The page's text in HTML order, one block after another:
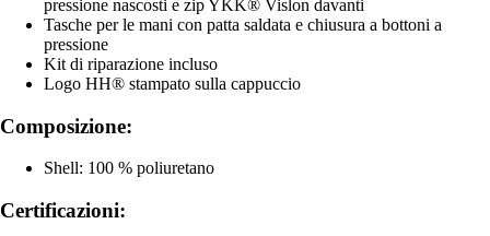
pressione nascosti e zip YKK® Vislon davanti
Tasche per le mani con patta saldata e chiusura a bottoni a
pressione
Kit di riparazione incluso
Logo HH® stampato sulla cappuccio
Composizione:
Shell: 100 % poliuretano
Certificazioni: